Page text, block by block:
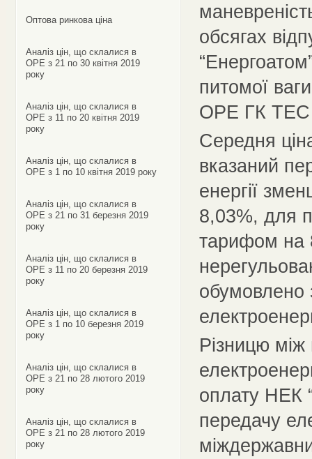
Оптова ринкова ціна
Аналіз цін, що склалися в
ОРЕ з 21 по 30 квітня 2019
року
Аналіз цін, що склалися в
ОРЕ з 11 по 20 квітня 2019
року
Аналіз цін, що склалися в
ОРЕ з 1 по 10 квітня 2019 року
Аналіз цін, що склалися в
ОРЕ з 21 по 31 березня 2019
року
Аналіз цін, що склалися в
ОРЕ з 11 по 20 березня 2019
року
Аналіз цін, що склалися в
ОРЕ з 1 по 10 березня 2019
року
Аналіз цін, що склалися в
ОРЕ з 21 по 28 лютого 2019
року
Аналіз цін, що склалися в
ОРЕ з 21 по 28 лютого 2019
року
обсягах
питомої
ОРЕ ГК ТЕС
Середня
вказаний
енергії
8,03%, для
тарифом на
обумовлено
Різницю між
оплату НЕК
передачу